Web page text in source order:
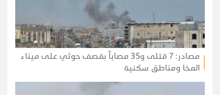
مصادر: 7 قتلى و35 مصاباً بقصف حوثي على ميناء
المخا ومناطق سكنية